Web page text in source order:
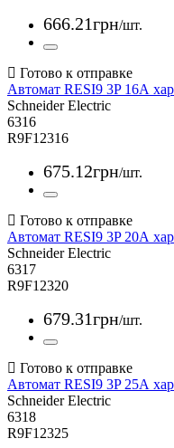
666.21грн/шт.
Автомат RESI9 3P 16А
Schneider Electric
6316
R9F12316
675.12грн/шт.
Автомат RESI9 3P 20А
Schneider Electric
6317
R9F12320
679.31грн/шт.
Автомат RESI9 3P 25А
Schneider Electric
6318
R9F12325